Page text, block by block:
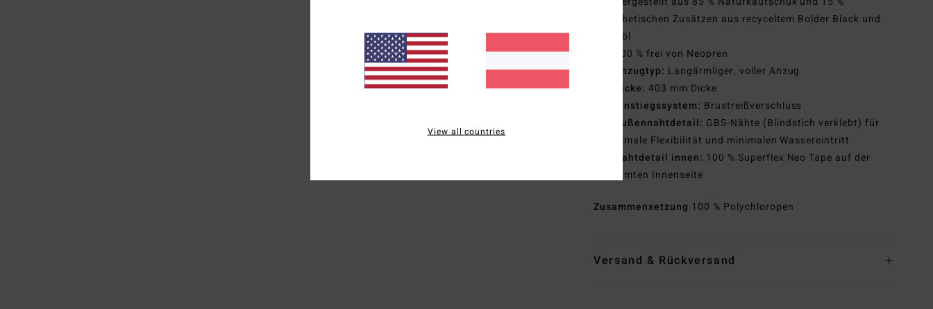
synthetischen Zusätzen aus recyceltem Bolder Black und
Sojaöl
100 % frei von Neopren
Anzugtyp: Langärmliger, voller Anzug
Dicke: 403 mm Dicke
Einstiegssystem: Brustreißverschluss
Außennahtdetail: GBS-Nähte (Blindstich verklebt) für
maximale Flexibilität und minimalen Wassereintritt
Nahtdetail innen: 100 % Superflex Neo Tape auf der
gesamten Innenseite
Zusammensetzung 100 % Polychloropen
Versand & Rückversand
View all countries